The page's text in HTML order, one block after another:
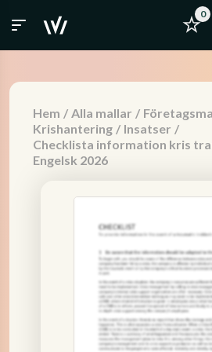
0
Hem / Alla mallar /
Krishantering / Insatser /
Checklista information kris
Engelsk 2026